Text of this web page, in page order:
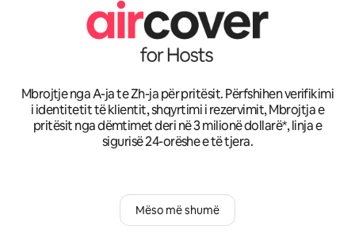
Mbrojtje nga A-ja te Zh-ja për pritësit. Përfshihen verifikimi
i identitetit të klientit, shqyrtimi i rezervimit, Mbrojtja e
pritësit nga dëmtimet deri në 3 milionë dollarë*, linja e
sigurisë 24-orëshe e të tjera.
Mëso më shumë